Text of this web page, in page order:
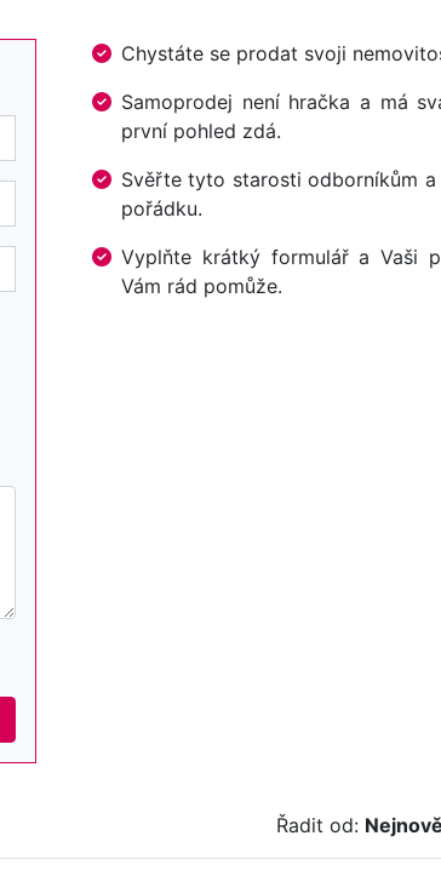
Chystáte se prodat svoji
Samoprodej není hračka a má
první pohled zdá.
Svěřte tyto starosti odborníkům
pořádku.
Vyplňte krátký formulář a Vaši
Vám rád pomůže.
Řadit od: